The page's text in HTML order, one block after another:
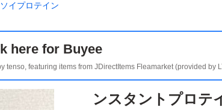
ソイプロテイン
here for Buyee
tenso, featuring items from JDirectItems Fleamarket (provided by
ンスタントプロテ